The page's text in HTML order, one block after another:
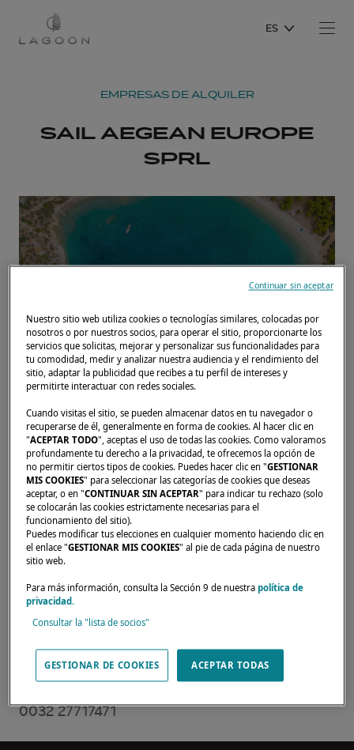
ES
EMPRESAS DE ALQUILER
SAIL AEGEAN EUROPE
SPRL
Inicio Empresas de alquiler SAIL AEGEAN EUROPE SPRL
Nuestros distribuidores están para responder
a sus expectativas y necesidades. Le
asesorarán sobre el catamarán Lagoon de sus
sueños, en cualquier parte del mundo.
RUE DU DUC 22,
BRUSSELS, 1150,
0032 27717471
Nuestro sitio web utiliza cookies o tecnologías similares, colocadas por
nosotros o por nuestros socios, para operar el sitio, proporcionarte los
servicios que solicitas, mejorar y personalizar sus funcionalidades para
tu comodidad, medir y analizar nuestra audiencia y el rendimiento del
sitio, adaptar la publicidad que recibes a tu perfil de intereses y
permitirte interactuar con redes sociales.
Cuando visitas el sitio, se pueden almacenar datos en tu navegador o
recuperarse de él, generalmente en forma de cookies. Al hacer clic en
"ACEPTAR TODO", aceptas el uso de todas las cookies. Como valoramos
profundamente tu derecho a la privacidad, te ofrecemos la opción de
no permitir ciertos tipos de cookies. Puedes hacer clic en "GESTIONAR
MIS COOKIES" para seleccionar las categorías de cookies que deseas
aceptar, o en "CONTINUAR SIN ACEPTAR" para indicar tu rechazo (solo
se colocarán las cookies estrictamente necesarias para el
funcionamiento del sitio).
Puedes modificar tus elecciones en cualquier momento haciendo clic en
el enlace "GESTIONAR MIS COOKIES" al pie de cada página de nuestro
sitio web.
Para más información, consulta la Sección 9 de nuestrapolítica de
privacidad.
Consultar la "lista de socios"
GESTIONAR DE COOKIES ACEPTAR TODAS
Continuar sin aceptar